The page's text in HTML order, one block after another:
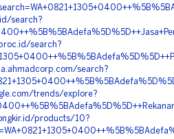
search?
search?
search?
trends/explore?
products/10?